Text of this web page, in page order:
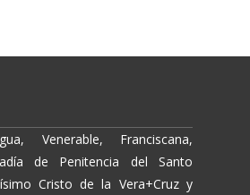
Venerable, Franciscana,
de Penitencia del Santo
Cristo de la Vera+Cruz y